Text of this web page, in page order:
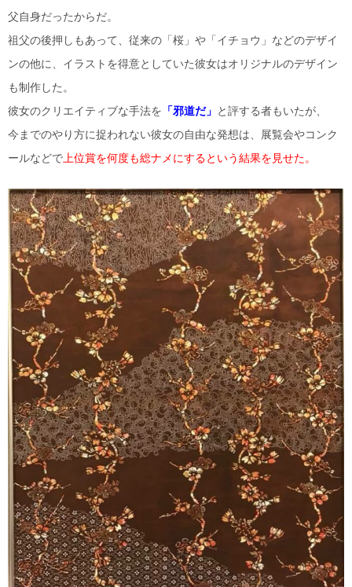
父自身だったからだ。
祖父の後押しもあって、従来の「桜」や「イチョウ」などのデザイ
ンの他に、イラストを得意としていた彼女はオリジナルのデザイン
も制作した。
彼女のクリエイティブな手法を 「邪道だ」 と評する者もいたが、
今までのやり方に捉われない彼女の自由な発想は、展覧会やコンク
ールなどで 上位賞を何度も総ナメにするという結果を見せた。